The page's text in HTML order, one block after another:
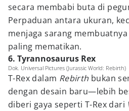
secara membabi buta di
Perpaduan antara ukuran,
menjaga sarang
paling mematikan.
6. Tyrannosaurus Rex
Dok. Universal Pictures (Jurassic World: Rebirth)
T-Rex dalam Rebirth bukan
dengan desain baru—lebih
diberi gaya seperti T-Rex dari